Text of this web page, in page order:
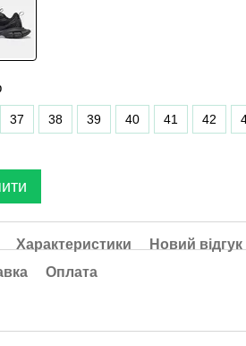
37 38 39 40 41 42
Характеристики
Новий
Оплата